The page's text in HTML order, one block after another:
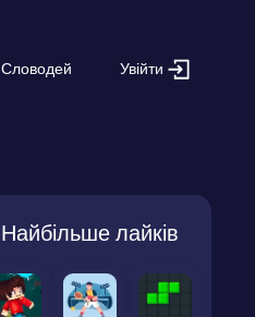
Словодей Увійти
Найбільше лайків